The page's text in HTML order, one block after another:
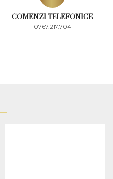
COMENZI TELEFONICE
0767.217.704